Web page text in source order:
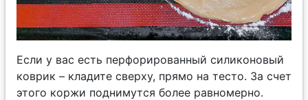
Если у вас есть перфорированный силиконовый
коврик – кладите сверху, прямо на тесто. За счет
этого коржи поднимутся более равномерно.